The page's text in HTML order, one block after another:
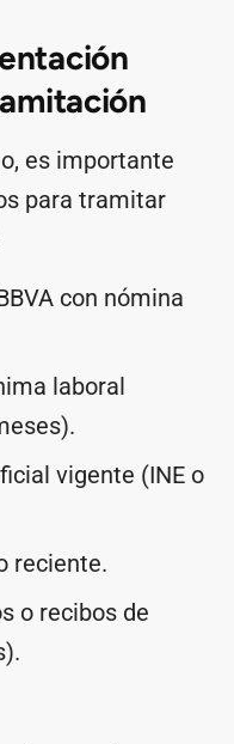
es importante
para tramitar
con nómina
laboral
vigente (INE o
reciente.
o recibos de